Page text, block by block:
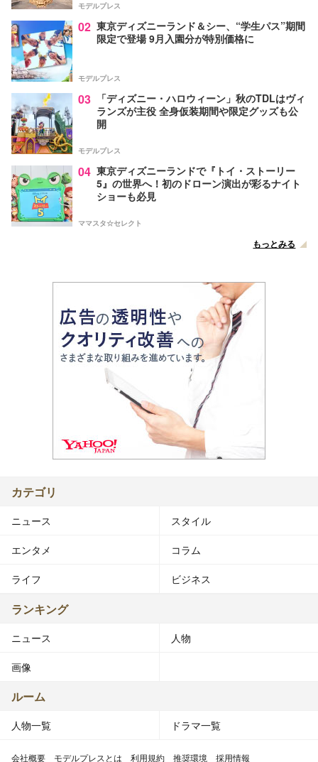
モデルプレス
02 東京ディズニーランド＆シー、“学生パス”期間
限定で登場 9月入園分が特別価格に
モデルプレス
03
「ディズニー・ハロウィーン」秋のTDLはヴィ
ランズが主役 全身仮装期間や限定グッズも公
開
モデルプレス
04 東京ディズニーランドで『トイ・ストーリー
5』の世界へ！初のドローン演出が彩るナイト
ショーも必見
ママスタ☆セレクト
もっとみる
カテゴリ
ニュース スタイル
エンタメ コラム
ライフ ビジネス
ランキング
ニュース 人物
画像
ルーム
人物一覧 ドラマ一覧
会社概要 モデルプレスとは 利用規約 推奨環境 採用情報